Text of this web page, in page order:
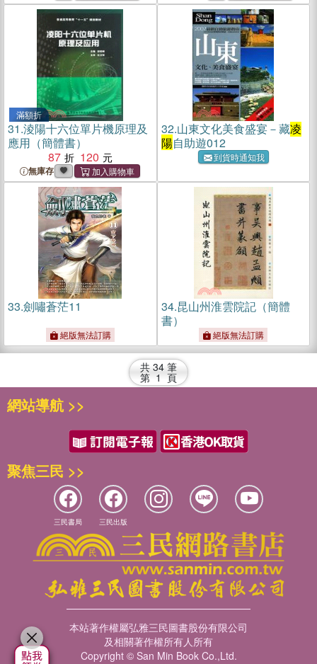
滿額折
31.淩陽十六位單片機原理及
應用（簡體書）
87
120
無庫存
32.山東文化美食盛宴－藏凌
陽自助遊012
到貨時通知我
33.劍嘯蒼茫11
絕版無法訂購
34.昆山州淮雲院記（簡體
書）
絕版無法訂購
共 34 筆
第 1 頁
網站導航 >>
聚焦三民 >>
三民書局 三民出版
本站著作權屬弘雅三民圖書股份有限公司
及相關著作權所有人所有
Copyright © San Min Book Co.,Ltd.